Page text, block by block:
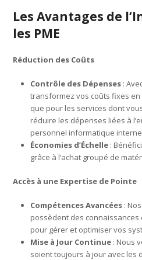
Les Avantages de
les PME
Réduction des Coûts
Contrôle des Dépenses :
transformez vos coûts fixes
que pour les services dont
réduire les dépenses liées à
personnel informatique
Économies d’Échelle :
grâce à l’achat groupé de
Accès à une Expertise de Pointe
Compétences Avancées :
possèdent des
pour gérer et optimiser vos
Mise à Jour Continue : Nous
soient toujours à jour avec les